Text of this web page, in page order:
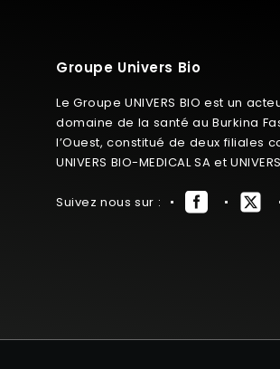
Groupe Univers Bio
Le Groupe UNIVERS BIO est un
domaine de la santé au Burkina
l’Ouest, constitué de deux filiales
UNIVERS BIO-MEDICAL SA et
Suivez nous sur :